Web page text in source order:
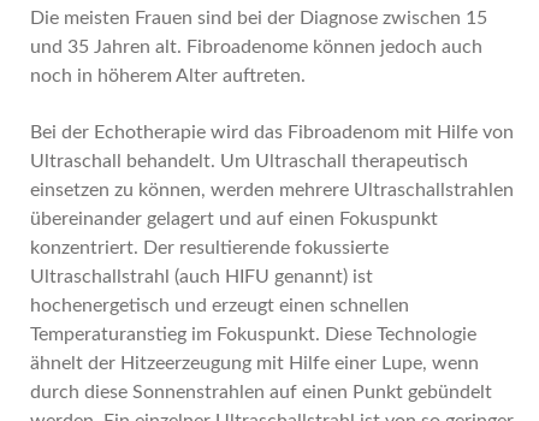
Die meisten Frauen sind bei der Diagnose zwischen 15
und 35 Jahren alt. Fibroadenome können jedoch auch
noch in höherem Alter auftreten.
Bei der Echotherapie wird das Fibroadenom mit Hilfe von
Ultraschall behandelt. Um Ultraschall therapeutisch
einsetzen zu können, werden mehrere Ultraschallstrahlen
übereinander gelagert und auf einen Fokuspunkt
konzentriert. Der resultierende fokussierte
Ultraschallstrahl (auch HIFU genannt) ist
hochenergetisch und erzeugt einen schnellen
Temperaturanstieg im Fokuspunkt. Diese Technologie
ähnelt der Hitzeerzeugung mit Hilfe einer Lupe, wenn
durch diese Sonnenstrahlen auf einen Punkt gebündelt